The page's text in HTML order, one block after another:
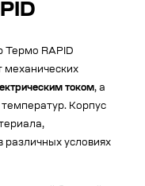
Термо RAPID
механических
током, а
Корпус
условиях